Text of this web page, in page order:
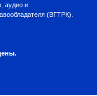
аудио и
(ВГТРК).